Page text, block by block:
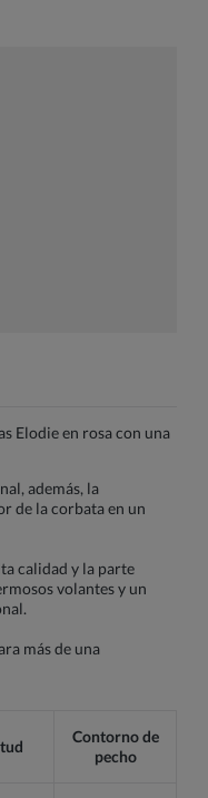
Elodie en rosa con una
además, la
de la corbata en un
calidad y la parte
volantes y un
más de una
Contorno de
pecho